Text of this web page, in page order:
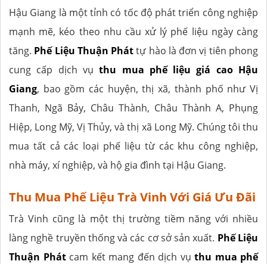
Hậu Giang là một tỉnh có tốc độ phát triển công nghiệp
mạnh mẽ, kéo theo nhu cầu xử lý phế liệu ngày càng
tăng. Phế Liệu Thuận Pháttự hào là đơn vị tiên phong
cung cấp dịch vụthu mua phế liệu giá cao Hậu
Giang, bao gồm các huyện, thị xã, thành phố như Vị
Thanh, Ngã Bảy, Châu Thành, Châu Thành A, Phụng
Hiệp, Long Mỹ, Vị Thủy, và thị xã Long Mỹ. Chúng tôi thu
mua tất cả các loại phế liệu từ các khu công nghiệp,
nhà máy, xí nghiệp, và hộ gia đình tại Hậu Giang.
Thu Mua Phế Liệu Trà Vinh Với Giá Ưu Đãi
Trà Vinh cũng là một thị trường tiềm năng với nhiều
làng nghề truyền thống và các cơ sở sản xuất. Phế Liệu
Thuận Phátcam kết mang đến dịch vụ thu mua phế